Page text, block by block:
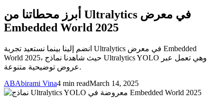
أبرز محطاتنا من Ultralytics في معرض
Embedded World 2025
انضم إلينا بينما نستعيد تجربة Ultralytics في معرض Embedded
World 2025، حيث شاهدنا نماذج Ultralytics YOLO وهي تعمل عبر
عروض توضيحية متنوعة.
ABAbirami Vina4 min readMarch 14, 2025